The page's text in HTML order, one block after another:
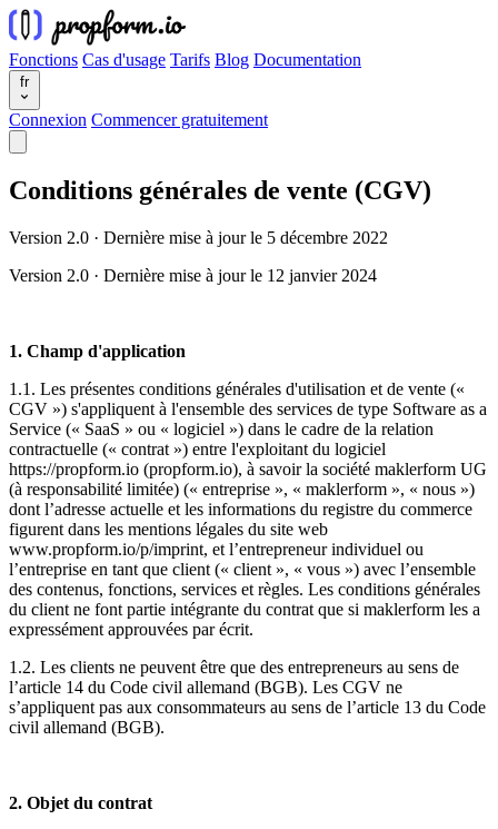
Fonctions Cas d'usage Tarifs Blog Documentation
fr
Connexion Commencer gratuitement
Conditions générales de vente (CGV)
Version 2.0 · Dernière mise à jour le 5 décembre 2022
Version 2.0 · Dernière mise à jour le 12 janvier 2024
1. Champ d'application
1.1. Les présentes conditions générales d'utilisation et de vente («
CGV ») s'appliquent à l'ensemble des services de type Software as a
Service (« SaaS » ou « logiciel ») dans le cadre de la relation
contractuelle (« contrat ») entre l'exploitant du logiciel
https://propform.io (propform.io), à savoir la société maklerform UG
(à responsabilité limitée) (« entreprise », « maklerform », « nous »)
dont l’adresse actuelle et les informations du registre du commerce
figurent dans les mentions légales du site web
www.propform.io/p/imprint, et l’entrepreneur individuel ou
l’entreprise en tant que client (« client », « vous ») avec l’ensemble
des contenus, fonctions, services et règles. Les conditions générales
du client ne font partie intégrante du contrat que si maklerform les a
expressément approuvées par écrit.
1.2. Les clients ne peuvent être que des entrepreneurs au sens de
l’article 14 du Code civil allemand (BGB). Les CGV ne
s’appliquent pas aux consommateurs au sens de l’article 13 du Code
civil allemand (BGB).
2. Objet du contrat